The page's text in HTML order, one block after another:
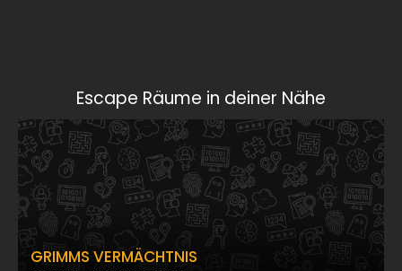
Escape Räume in deiner Nähe
GRIMMS VERMÄCHTNIS